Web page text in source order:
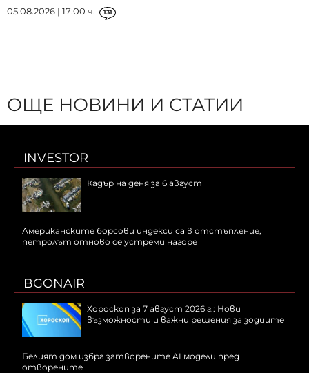
05.08.2026 | 17:00 ч. 131
ОЩЕ НОВИНИ И СТАТИИ
INVESTOR
Кадър на деня за 6 август
Американските борсови индекси са в отстъпление,
петролът отново се устреми нагоре
BGONAIR
Хороскоп за 7 август 2026 г.: Нови
възможности и важни решения за зодиите
Белият дом избра затворените AI модели пред
отворените